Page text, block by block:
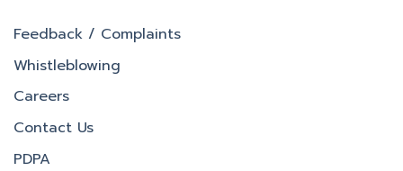
Feedback / Complaints
Whistleblowing
Careers
Contact Us
PDPA